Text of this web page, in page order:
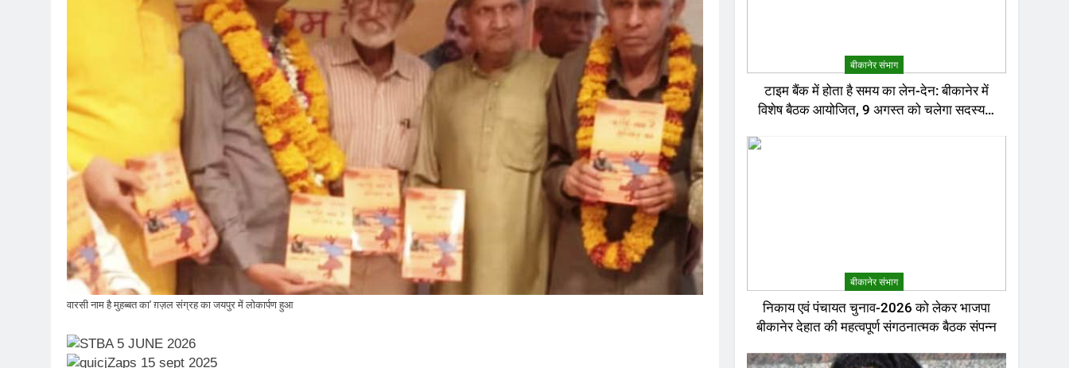
वारसी नाम है मुहब्बत का' ग़ज़ल संग्रह का जयपुर में लोकार्पण हुआ
बीकानेर संभाग
टाइम बैंक में होता है समय का लेन-देन: बीकानेर में
विशेष बैठक आयोजित, 9 अगस्त को चलेगा सदस्यता
बीकानेर संभाग
निकाय एवं पंचायत चुनाव-2026 को लेकर भाजपा
बीकानेर देहात की महत्वपूर्ण संगठनात्मक बैठक संपन्न